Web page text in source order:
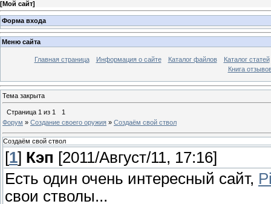
[Мой сайт]
Форма входа
Меню сайта
Главная страница Информация о сайте Каталог файлов
Каталог статей
Книга
Тема закрыта
Страница 1 из 1
1
Форум » Cоздание своего оружия » Создаём свой ствол
Создаём свой ствол
[1] Кэп [2011/Август/11, 17:16]
Есть один очень интересный сайт,
свои стволы...